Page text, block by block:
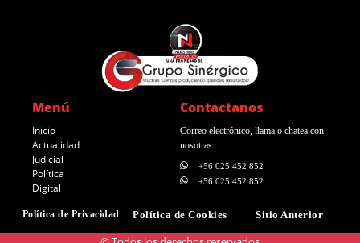
Menú
Inicio
Actualidad
Judicial
Política
Digital
Contactanos
Correo electrónico, llama o chatea con
nosotras:
+56 025 452 852
+56 025 452 852
Política de Privacidad Política de Cookies Sitio Anterior